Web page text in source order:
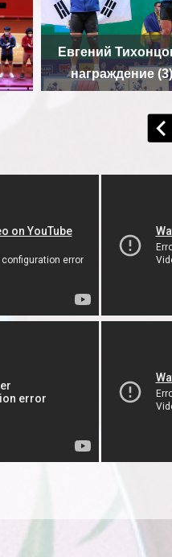
Евгений
награждение (3)